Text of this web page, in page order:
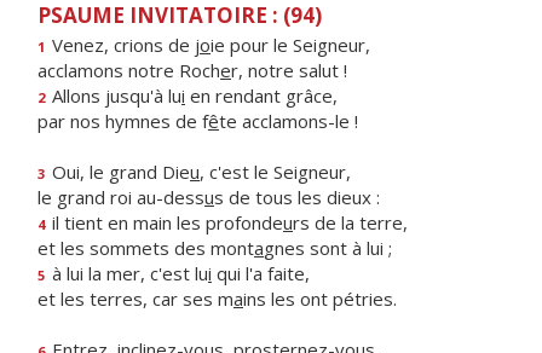
PSAUME INVITATOIRE : (94)
1 Venez, crions de joie pour le Seigneur,
acclamons notre Rocher, notre salut !
2 Allons jusqu'à lui en rendant grâce,
par nos hymnes de fête acclamons-le !
3 Oui, le grand Dieu, c'est le Seigneur,
le grand roi au-dessus de tous les dieux :
4 il tient en main les profondeurs de la terre,
et les sommets des montagnes sont à lui ;
5 à lui la mer, c'est lui qui l'a faite,
et les terres, car ses mains les ont pétries.